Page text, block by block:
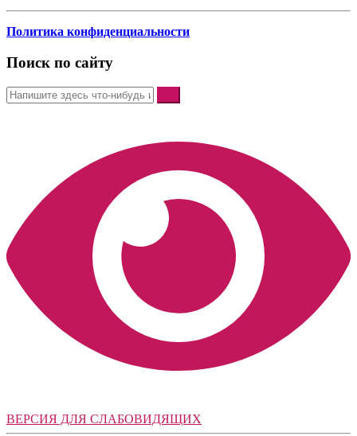
Политика конфиденциальности
Поиск по сайту
ВЕРСИЯ ДЛЯ СЛАБОВИДЯЩИХ